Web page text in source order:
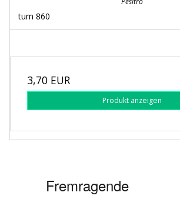
tum 860
3,70 EUR
Produkt anzeigen